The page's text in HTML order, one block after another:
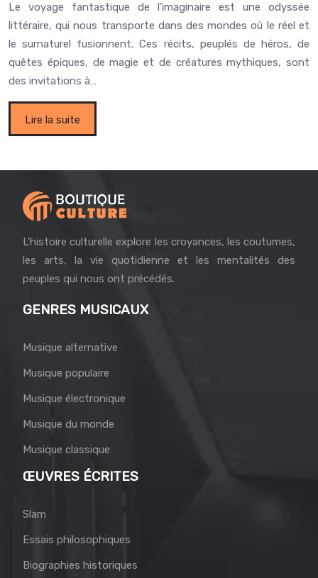
Le voyage fantastique de l’imaginaire est une odyssée
littéraire, qui nous transporte dans des mondes où le réel et
le surnaturel fusionnent. Ces récits, peuplés de héros, de
quêtes épiques, de magie et de créatures mythiques, sont
des invitations à…
Lire la suite
L’histoire culturelle explore les croyances, les coutumes,
les arts, la vie quotidienne et les mentalités des
peuples qui nous ont précédés.
GENRES MUSICAUX
Musique alternative
Musique populaire
Musique électronique
Musique du monde
Musique classique
ŒUVRES ÉCRITES
Slam
Essais philosophiques
Biographies historiques